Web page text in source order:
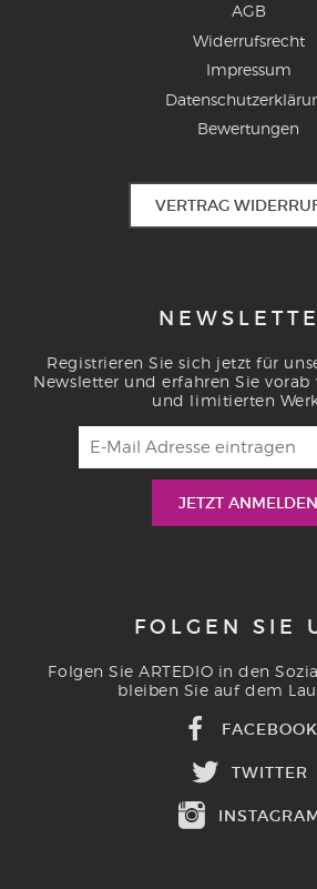
AGB
Widerrufsrecht
Impressum
Bewertungen
VERTRAG
Registrieren Sie sich jetzt für
Newsletter und erfahren Sie vorab
und limitierten
FOLGEN SIE
Folgen Sie ARTEDIO in den
bleiben Sie auf dem
FACEBOOK
TWITTER